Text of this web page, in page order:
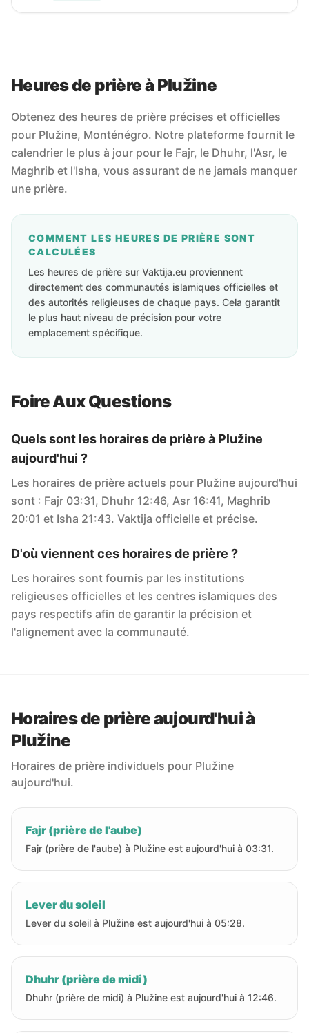
Heures de prière à Plužine
Obtenez des heures de prière précises et officielles
pour Plužine, Monténégro. Notre plateforme fournit le
calendrier le plus à jour pour le Fajr, le Dhuhr, l'Asr, le
Maghrib et l'Isha, vous assurant de ne jamais manquer
une prière.
COMMENT LES HEURES DE PRIÈRE SONT
CALCULÉES
Les heures de prière sur Vaktija.eu proviennent
directement des communautés islamiques officielles et
des autorités religieuses de chaque pays. Cela garantit
le plus haut niveau de précision pour votre
emplacement spécifique.
Foire Aux Questions
Quels sont les horaires de prière à Plužine
aujourd'hui ?
Les horaires de prière actuels pour Plužine aujourd'hui
sont : Fajr 03:31, Dhuhr 12:46, Asr 16:41, Maghrib
20:01 et Isha 21:43. Vaktija officielle et précise.
D'où viennent ces horaires de prière ?
Les horaires sont fournis par les institutions
religieuses officielles et les centres islamiques des
pays respectifs afin de garantir la précision et
l'alignement avec la communauté.
Horaires de prière aujourd'hui à
Plužine
Horaires de prière individuels pour Plužine
aujourd'hui.
Fajr (prière de l'aube)
Fajr (prière de l'aube) à Plužine est aujourd'hui à 03:31.
Lever du soleil
Lever du soleil à Plužine est aujourd'hui à 05:28.
Dhuhr (prière de midi)
Dhuhr (prière de midi) à Plužine est aujourd'hui à 12:46.